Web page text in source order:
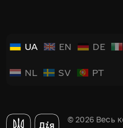
UA EN DE
NL SV PT
© 2026 Весь